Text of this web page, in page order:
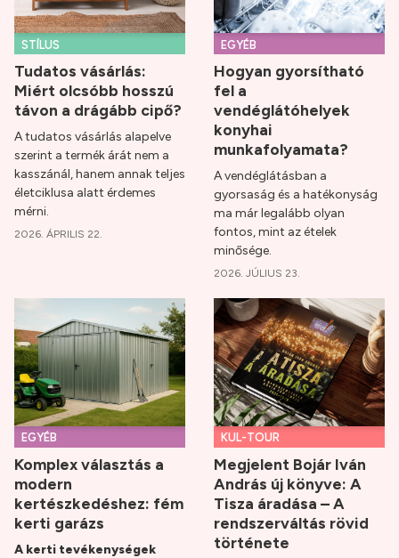
STÍLUS
Tudatos vásárlás:
Miért olcsóbb hosszú
távon a drágább cipő?
A tudatos vásárlás alapelve
szerint a termék árát nem a
kasszánál, hanem annak teljes
életciklusa alatt érdemes
mérni.
2026. ÁPRILIS 22.
EGYÉB
Hogyan gyorsítható
fel a
vendéglátóhelyek
konyhai
munkafolyamata?
A vendéglátásban a
gyorsaság és a hatékonyság
ma már legalább olyan
fontos, mint az ételek
minősége.
2026. JÚLIUS 23.
EGYÉB
Komplex választás a
modern
kertészkedéshez: fém
kerti garázs
A kerti tevékenységek
KUL-TOUR
Megjelent Bojár Iván
András új könyve: A
Tisza áradása – A
rendszerváltás rövid
története